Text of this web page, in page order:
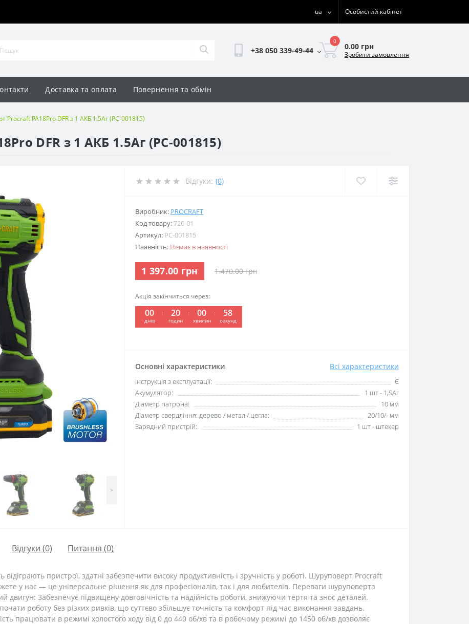
ua Особистий кабінет
+38 050 339-49-44
0
0.00 грн
Зробити замовлення
Доставка та оплата Повернення та обмін
Procraft PA18Pro DFR з 1 АКБ 1.5Аг (PC-001815)
DFR з 1 АКБ 1.5Аг (PC-001815)
>
Відгуки: (0)
Виробник: PROCRAFT
Код товару:726-01
Артикул: PC-001815
Наявність: Немає в наявності
1 397.00 грн 1 470.00 грн
Акція закінчиться через:
00
днів
20
годин
00
хвилин
57
секунд
Основні характеристики Всі характеристики
Інструкція з експлуатації:
Є
Акумулятор:
1 шт - 1,5Аг
Діаметр патрона:
10 мм
Діаметр свердління: дерево / метал / цегла:
20/10/- мм
Зарядний пристрій:
1 шт - штекер
Відгуки (0) Питання (0)
відіграють пристрої, здатні забезпечити високу продуктивність і зручність у роботі. Шуруповерт Procraft
у нас ― це універсальне рішення як для професіоналів, так і для любителів. Переваги шуруповерта
двигун: Забезпечує підвищену довговічність та надійність роботи, знижуючи тертя та знос деталей.
роботу без різких ривків, що суттєво збільшує точність та комфорт під час виконання завдань.
працювати в режимі холостого ходу від 0 до 440 об/хв та в робочому режимі до 1450 об/хв дозволяє